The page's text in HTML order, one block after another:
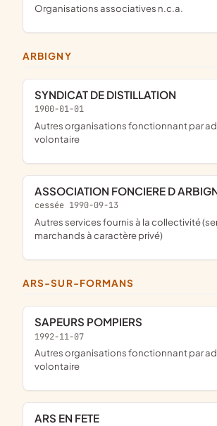
Organisations associatives n.c.a.
ARBIGNY
SYNDICAT DE DISTILLATION
1900-01-01
Autres organisations fonctionnant par adhésion
volontaire
ASSOCIATION FONCIERE D
cessée 1990-09-13
Autres services fournis à la collectivité (services non
marchands à caractère privé)
ARS-SUR-FORMANS
SAPEURS POMPIERS
1992-11-07
Autres organisations fonctionnant par adhésion
volontaire
ARS EN FETE